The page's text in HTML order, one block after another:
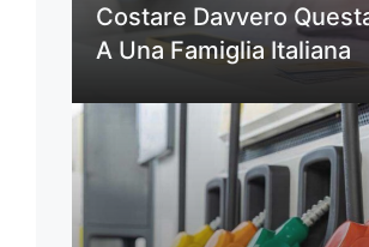
Costare Davvero
A Una Famiglia Italiana